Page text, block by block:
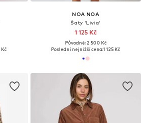
Kč
NOA NOA
Šaty 'Livia'
1 125 Kč
Původně: 2 500 Kč
Poslední nejnižší cena:1 125 Kč